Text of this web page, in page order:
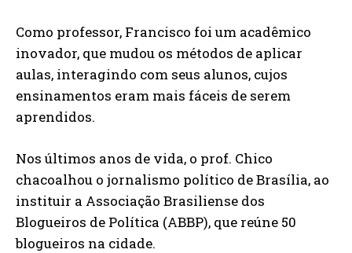
Como professor, Francisco foi um acadêmico
inovador, que mudou os métodos de aplicar
aulas, interagindo com seus alunos, cujos
ensinamentos eram mais fáceis de serem
aprendidos.
Nos últimos anos de vida, o prof. Chico
chacoalhou o jornalismo político de Brasília, ao
instituir a Associação Brasiliense dos
Blogueiros de Política (ABBP), que reúne 50
blogueiros na cidade.